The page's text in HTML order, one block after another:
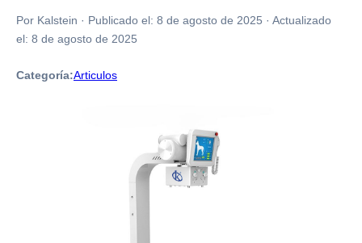
Por Kalstein · Publicado el: 8 de agosto de 2025 · Actualizado
el: 8 de agosto de 2025
Categoría:Articulos